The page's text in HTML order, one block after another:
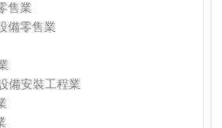
售業
備零售業
備安裝工程業